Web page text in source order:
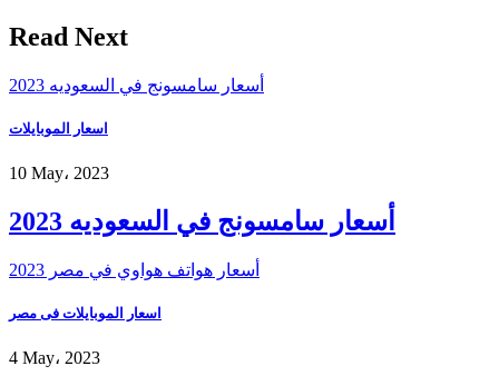
Read Next
أسعار سامسونج في السعوديه 2023
اسعار الموبايلات
10 May، 2023
أسعار سامسونج في السعوديه 2023
أسعار هواتف هواوي في مصر 2023
اسعار الموبايلات فى مصر
4 May، 2023